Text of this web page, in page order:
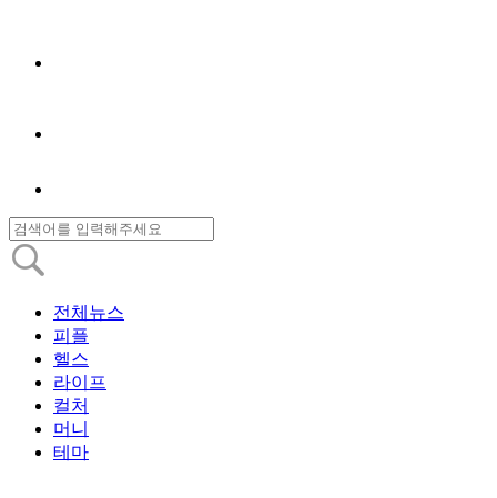
전체뉴스
피플
헬스
라이프
컬처
머니
테마